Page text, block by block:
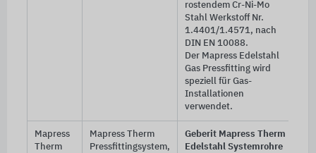
rostendem Cr-Ni-Mo
Stahl Werkstoff Nr.
1.4401/1.4571, nach
DIN EN 10088.
Der Mapress Edelstahl
Gas Pressfitting wird
speziell für Gas-
Installationen
verwendet.
Mapress
Therm
Mapress Therm
Pressfittingsystem,
Geberit Mapress Therm
Edelstahl Systemrohre